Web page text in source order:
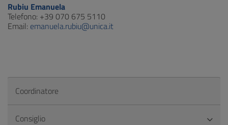
Rubiu Emanuela
Telefono: +39 070 675 5110
Email: emanuela.rubiu@unica.it
Coordinatore
Consiglio